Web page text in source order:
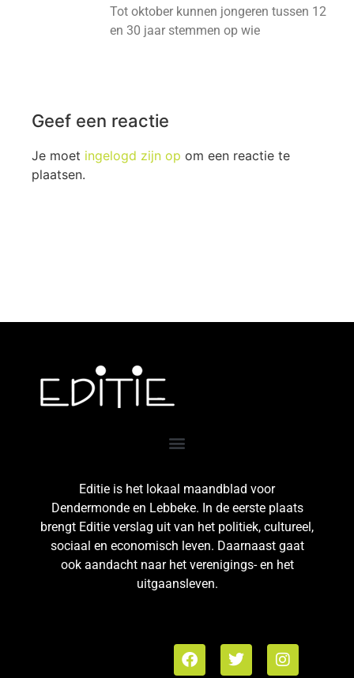
Tot oktober kunnen jongeren tussen 12
en 30 jaar stemmen op wie
Geef een reactie
Je moet ingelogd zijn op om een reactie te
plaatsen.
Editie is het lokaal maandblad voor
Dendermonde en Lebbeke. In de eerste plaats
brengt Editie verslag uit van het politiek, cultureel,
sociaal en economisch leven. Daarnaast gaat
ook aandacht naar het verenigings- en het
uitgaansleven.